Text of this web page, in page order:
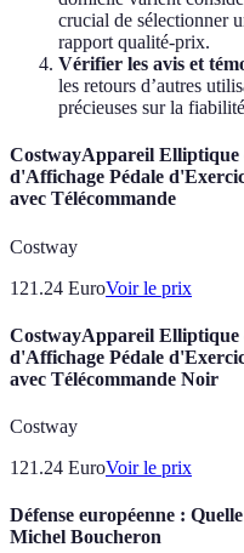
crucial de sélectionner
rapport qualité-prix.
Vérifier les avis et
les retours d’autres
précieuses sur la
CostwayAppareil Elliptique
d'Affichage Pédale
avec Télécommande
Costway
121.24 EuroVoir le prix
CostwayAppareil Elliptique
d'Affichage Pédale
avec Télécommande Noir
Costway
121.24 EuroVoir le prix
Défense européenne :
Michel Boucheron